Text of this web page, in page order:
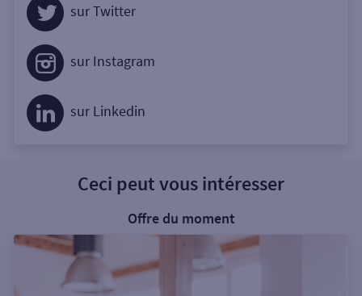
sur Twitter
sur Instagram
sur Linkedin
Ceci peut vous intéresser
Offre du moment